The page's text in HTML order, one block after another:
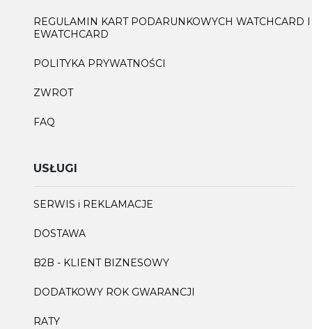
REGULAMIN KART PODARUNKOWYCH WATCHCARD I
EWATCHCARD
POLITYKA PRYWATNOŚCI
ZWROT
FAQ
USŁUGI
SERWIS i REKLAMACJE
DOSTAWA
B2B - KLIENT BIZNESOWY
DODATKOWY ROK GWARANCJI
RATY